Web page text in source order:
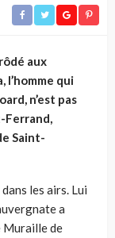
aux
l’homme qui
n’est pas
Ferrand,
Saint-
les airs. Lui
a
Muraille de